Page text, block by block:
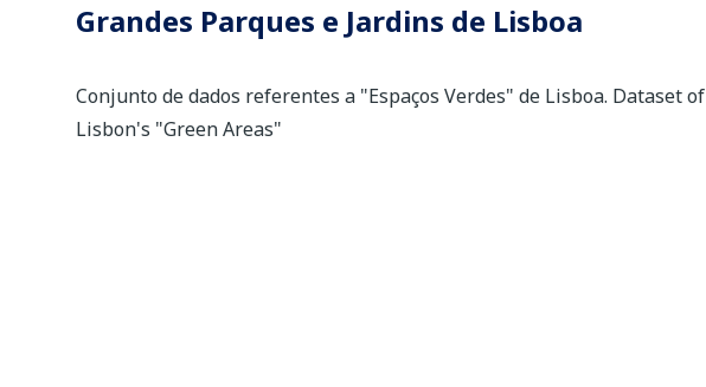
Grandes Parques e Jardins de Lisboa
Conjunto de dados referentes a "Espaços Verdes" de Lisboa. Dataset of
Lisbon's "Green Areas"